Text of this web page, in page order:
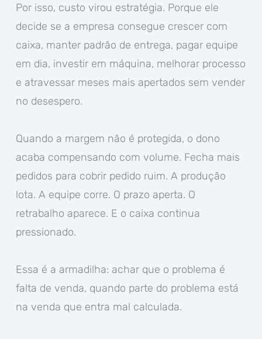
Por isso, custo virou estratégia. Porque ele
decide se a empresa consegue crescer com
caixa, manter padrão de entrega, pagar equipe
em dia, investir em máquina, melhorar processo
e atravessar meses mais apertados sem vender
no desespero.
Quando a margem não é protegida, o dono
acaba compensando com volume. Fecha mais
pedidos para cobrir pedido ruim. A produção
lota. A equipe corre. O prazo aperta. O
retrabalho aparece. E o caixa continua
pressionado.
Essa é a armadilha: achar que o problema é
falta de venda, quando parte do problema está
na venda que entra mal calculada.